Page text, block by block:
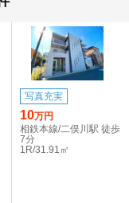
写真充実
10万円
相鉄本線/二俣川駅 徒歩
7分
1R/31.91㎡